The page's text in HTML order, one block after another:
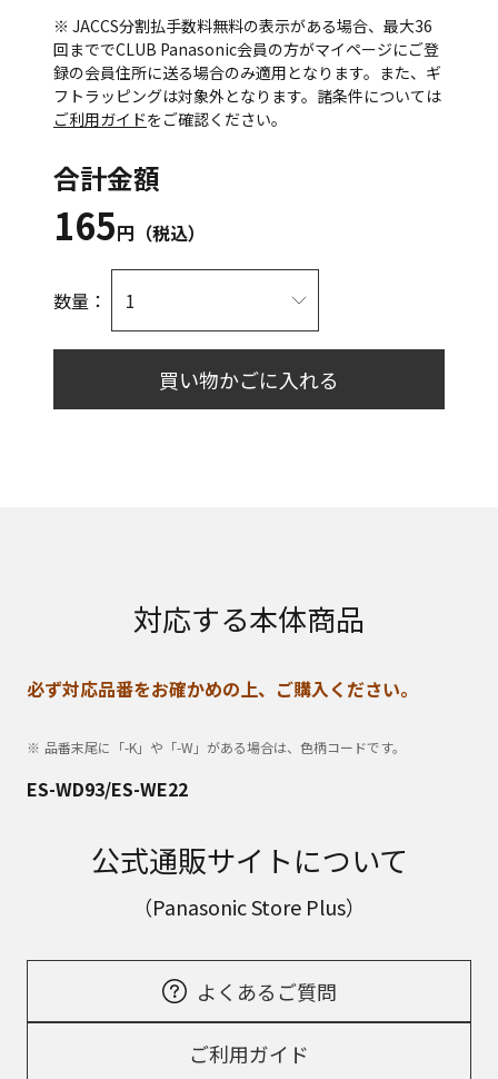
※ JACCS分割払手数料無料の表示がある場合、最大36
回まででCLUB Panasonic会員の方がマイページにご登
録の会員住所に送る場合のみ適用となります。また、ギ
フトラッピングは対象外となります。諸条件については
ご利用ガイドをご確認ください。
合計金額
165円（税込）
数量：
買い物かごに入れる
対応する本体商品
必ず対応品番をお確かめの上、ご購入ください。
品番末尾に「-K」や「-W」がある場合は、色柄コードです。
ES-WD93/ES-WE22
公式通販サイトについて
（Panasonic Store Plus）
よくあるご質問
ご利用ガイド